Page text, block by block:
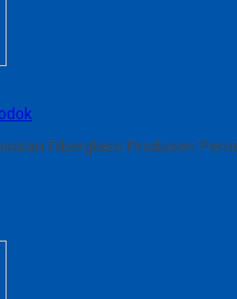
Fiberglass Produsen